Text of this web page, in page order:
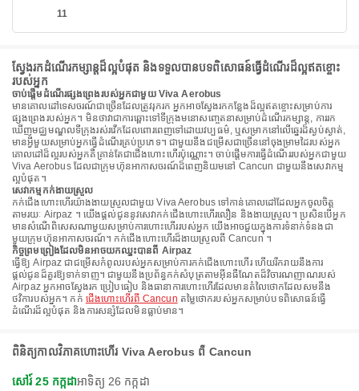
11
ស្វែងរកដំណើរកម្សាន្តដ៏ល្អបំផុត និងទទួលបានបទពិសោធន៍ធ្វើដំណើរដ៏ល្អឥតខ្ចោះ
របស់អ្នក
ចាប់ផ្តើមដំណើរផ្សងព្រេងរបស់អ្នកជាមួយ Viva Aerobus
មានគោលដៅទេសចរណ៍ជាច្រើនដែលត្រូវរុករក អ្នកអាចស្វែងរកកន្លែងដ៏ល្អឥតខ្ចោះសម្រាប់ការ
ផ្សងព្រេងរបស់អ្នក។ មិនថាវាជាការឆ្ពោះទៅទីក្រុងមនោសញ្ចេតនាសម្រាប់ដំណើរកម្សាន្ត, ការរក
ឃើញមជ្ឈមណ្ឌលទីក្រុងរស់រវើកដែលពោរពេញទៅដោយវប្បធម៌, ឬសម្រាកនៅលើឆ្នេរដ៏ស្ងប់ស្ងាត់,
មានអ្វីមួយសម្រាប់អ្នកធ្វើដំណើរគ្រប់ប្រភេទ។ ជាមួយនឹងជម្រើសជាច្រើននៅចុងម្រាមដៃរបស់អ្នក
គោលដៅដ៏ល្អរបស់អ្នកគឺគ្រាន់តែជាជើងហោះហើរប៉ុណ្ណោះ។ ចាប់ផ្តើមការធ្វើដំណើររបស់អ្នកជាមួយ
Viva Aerobus ដែលជាក្រុមហ៊ុនអាកាសចរណ៍ដ៏ពេញនិយមនៅ Cancun ជាមួយនឹងសេវាកម្ម
ល្អបំផុត។
សេវាកម្មកក់ងាយស្រួល
កក់ជើងហោះហើរយ៉ាងងាយស្រួលជាមួយ Viva Aerobus ទៅកាន់គោលដៅដែលអ្នកចូលចិត្ត
តាមរយៈ Airpaz ។ យើងផ្តល់ជូននូវសេវាកក់ជើងហោះហើរលឿន និងងាយស្រួល។ ប្រសិនបើអ្នក
មានសំណើពិសេសណាមួយសម្រាប់ការហោះហើររបស់អ្នក យើងអាចជួយក្នុងការទំនាក់ទំនងជា
មួយក្រុមហ៊ុនអាកាសចរណ៍។ កក់ជើងហោះហើរដ៏ងាយស្រួលពី Cancun ។
កិច្ចព្រមព្រៀងដែលមិនអាចយកឈ្នះបានពី Airpaz
ធ្វើឱ្យ Airpaz ជាជម្រើសកំពូលរបស់អ្នកសម្រាប់ការកក់ជើងហោះហើរ ហើយរីករាយនឹងការ
ផ្តល់ជូនដ៏គួរឱ្យទាក់ទាញ។ ជាមួយនឹងប្រព័ន្ធកក់សំបុត្រតាមអ៊ីនធឺណែតដ៏វិចារណញាណរបស់
Airpaz អ្នកអាចស្វែងរក ប្រៀបធៀប និងធានាការហោះហើរដែលមានតំលៃថោកដែលសមនឹង
ថវិការបស់អ្នក។ កក់ ជើងហោះហើរពី Cancun តម្លៃថោករបស់អ្នកសម្រាប់បទពិសោធន៍ធ្វើ
ដំណើរដ៏ល្អបំផុត និងការសន្សំដែលមិនធ្លាប់មាន។
ពិនិត្យកាលវិភាគហោះហើរ Viva Aerobus ពី Cancun
សៅរ៍ 25 កក្កដាអាទិត្យ 26 កក្កដា